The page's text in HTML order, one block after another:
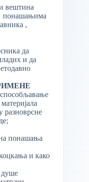
вештина
понашањима
,
да
и да
разноврсне
понашања
и како
душе